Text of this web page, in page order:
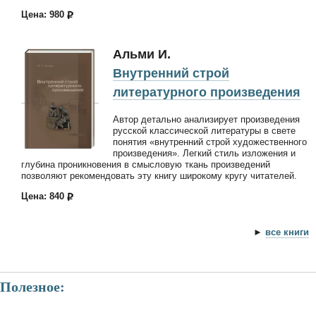
Цена: 980
Альми И.
Внутренний строй
литературного произведения
Автор детально анализирует произведения
русской классической литературы в свете
понятия «внутренний строй художественного
произведения». Легкий стиль изложения и
глубина проникновения в смысловую ткань произведений
позволяют рекомендовать эту книгу широкому кругу читателей.
Цена: 840
► все книги
Полезное: